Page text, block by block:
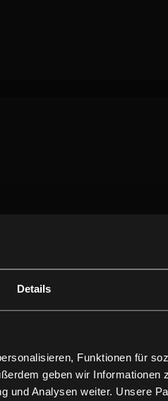
Details
Funktionen für
geben wir Informationen
und Analysen weiter. Unsere